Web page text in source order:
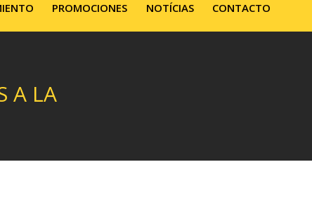
PROMOCIONES NOTÍCIAS CONTACTO
A LA